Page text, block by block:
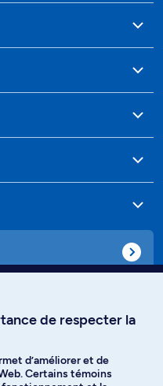
de respecter la
d’améliorer et de
Certains témoins